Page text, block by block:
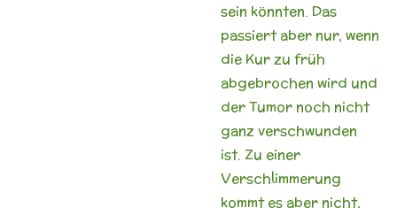
sein könnten. Das
passiert aber nur, wenn
die Kur zu früh
abgebrochen wird und
der Tumor noch nicht
ganz verschwunden
ist. Zu einer
Verschlimmerung
kommt es aber nicht,